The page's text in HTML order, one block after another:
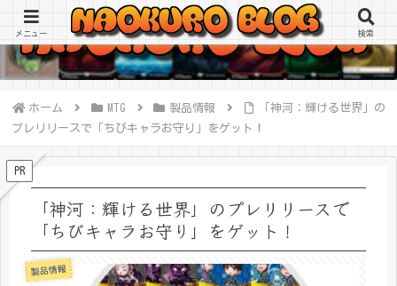
ホーム MTG 製品情報
「神河：輝ける世界」の
プレリリースで「ちびキャラお守り」をゲット！
PR
「神河：輝ける世界」のプレリリースで
「ちびキャラお守り」をゲット！
製品情報
メニュー 検索